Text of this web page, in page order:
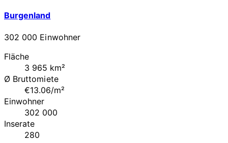
Burgenland
302 000 Einwohner
Fläche
3 965 km²
Ø Bruttomiete
€13.06/m²
Einwohner
302 000
Inserate
280